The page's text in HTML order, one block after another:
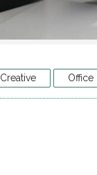
Creative Office